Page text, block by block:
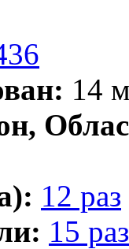
14
12 раз
15 раз